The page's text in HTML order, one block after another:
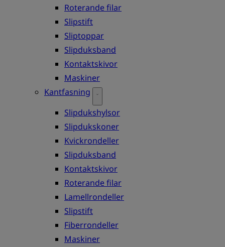
Roterande filar
Slipstift
Sliptoppar
Slipduksband
Kontaktskivor
Maskiner
Kantfasning
Slipdukshylsor
Slipdukskoner
Kvickrondeller
Slipduksband
Kontaktskivor
Roterande filar
Lamellrondeller
Slipstift
Fiberrondeller
Maskiner